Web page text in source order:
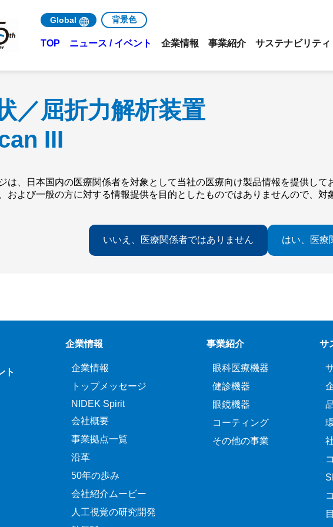
Global 背景色
TOP ニュース / イベント 企業情報 事業紹介 サステナビリティ
／屈折力解析装置
III
は、日本国内の医療関係者を対象として当社の医療向け製品情報を提供して
および一般の方に対する情報提供を目的としたものではありませんので、対
いいえ、医療関係者ではありません はい、医療
ト
企業情報
企業情報
トップメッセージ
NIDEK Spirit
会社概要
事業拠点一覧
沿革
50年の歩み
会社紹介ムービー
人工視覚の研究開発
事業紹介
眼科医療機器
健診機器
眼鏡機器
コーティング
その他の事業
サ